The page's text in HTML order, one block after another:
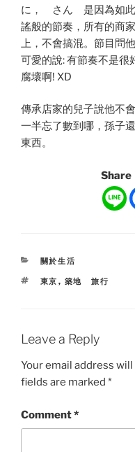
に， さん 是因為如此
謠般的節奏，所有的商
上，不會搞混。節目問
可愛的說: 有節奏不是很
腐壞啊! XD
傳承店家的兒子說他不
一半忘了數到哪，孫子
東西。
Share
CATEGORIES
關於生活
TAGS
東京 , 築地 旅行
Leave a Reply
Your email address
fields are marked *
Comment*